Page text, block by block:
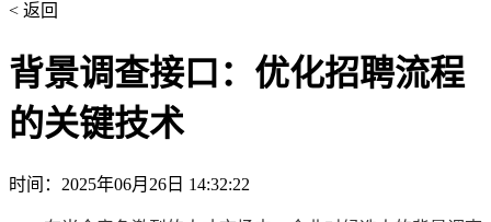
< 返回
背景调查接口：优化招聘流程
的关键技术
时间：2025年06月26日 14:32:22